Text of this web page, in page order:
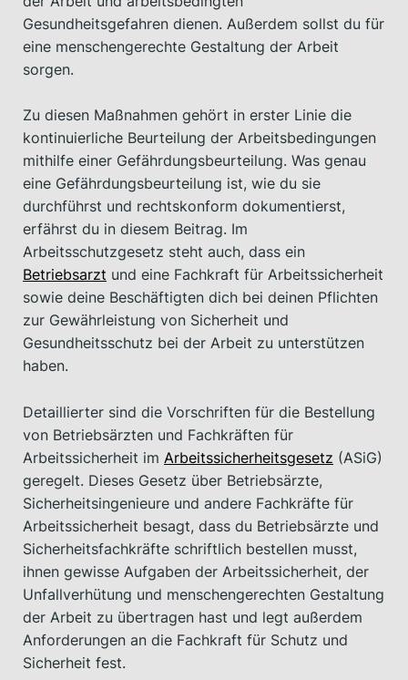
Gesundheitsgefahren dienen. Außerdem sollst du für
eine menschengerechte Gestaltung der Arbeit
sorgen.
Zu diesen Maßnahmen gehört in erster Linie die
kontinuierliche Beurteilung der Arbeitsbedingungen
mithilfe einer Gefährdungsbeurteilung. Was genau
eine Gefährdungsbeurteilung ist, wie du sie
durchführst und rechtskonform dokumentierst,
erfährst du in diesem Beitrag. Im
Arbeitsschutzgesetz steht auch, dass ein
Betriebsarzt und eine Fachkraft für Arbeitssicherheit
sowie deine Beschäftigten dich bei deinen Pflichten
zur Gewährleistung von Sicherheit und
Gesundheitsschutz bei der Arbeit zu unterstützen
haben.
Detaillierter sind die Vorschriften für die Bestellung
von Betriebsärzten und Fachkräften für
Arbeitssicherheit im Arbeitssicherheitsgesetz (ASiG)
geregelt. Dieses Gesetz über Betriebsärzte,
Sicherheitsingenieure und andere Fachkräfte für
Arbeitssicherheit besagt, dass du Betriebsärzte und
Sicherheitsfachkräfte schriftlich bestellen musst,
ihnen gewisse Aufgaben der Arbeitssicherheit, der
Unfallverhütung und menschengerechten Gestaltung
der Arbeit zu übertragen hast und legt außerdem
Anforderungen an die Fachkraft für Schutz und
Sicherheit fest.